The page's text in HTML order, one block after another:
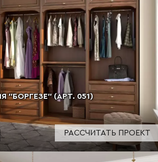
"БОРГЕЗЕ" (АРТ. 051)
РАССЧИТАТЬ ПРОЕКТ